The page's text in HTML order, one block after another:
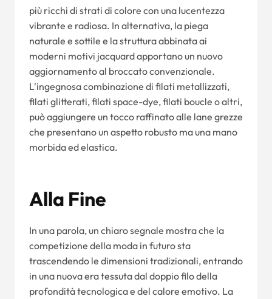
più ricchi di strati di colore con una lucentezza
vibrante e radiosa. In alternativa, la piega
naturale e sottile e la struttura abbinata ai
moderni motivi jacquard apportano un nuovo
aggiornamento al broccato convenzionale.
L'ingegnosa combinazione di filati metallizzati,
filati glitterati, filati space-dye, filati boucle o altri,
può aggiungere un tocco raffinato alle lane grezze
che presentano un aspetto robusto ma una mano
morbida ed elastica.
Alla Fine
In una parola, un chiaro segnale mostra che la
competizione della moda in futuro sta
trascendendo le dimensioni tradizionali, entrando
in una nuova era tessuta dal doppio filo della
profondità tecnologica e del calore emotivo. La